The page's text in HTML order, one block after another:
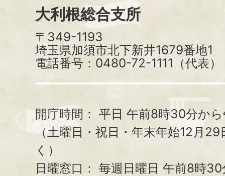
大利根総合支所
〒349-1193
埼玉県加須市北下新井1679番地1
電話番号：0480-72-1111（代表）
開庁時間： 平日 午前8時30分か
（土曜日・祝日・年末年始12月
く）
日曜窓口： 毎週日曜日 午前8時